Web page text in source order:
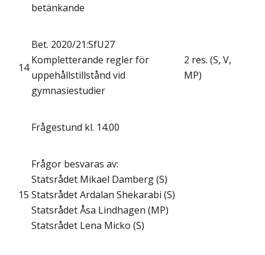
betänkande
14
Bet. 2020/21:SfU27
Kompletterande regler för
uppehållstillstånd vid
gymnasiestudier
2 res. (S, V,
MP)
Frågestund kl. 14.00
15
Frågor besvaras av:
Statsrådet Mikael Damberg (S)
Statsrådet Ardalan Shekarabi (S)
Statsrådet Åsa Lindhagen (MP)
Statsrådet Lena Micko (S)